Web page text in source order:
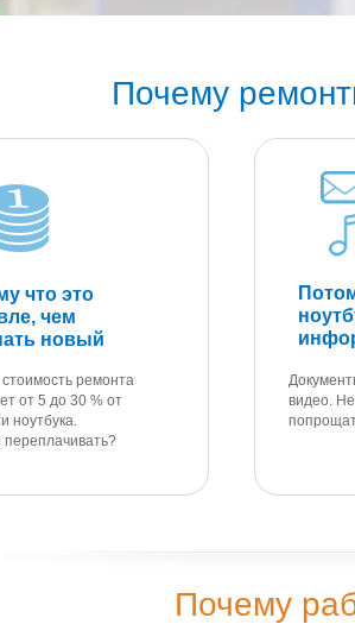
Почему
что это
чем
новый
ремонта
от 5 до 30 % от
ноутбука.
видео.
Почему